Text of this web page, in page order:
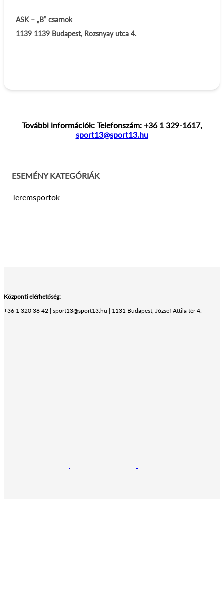
ASK – „B” csarnok
1139 1139 Budapest, Rozsnyay utca 4.
További információk: Telefonszám: +36 1 329-1617,
sport13@sport13.hu
ESEMÉNY KATEGÓRIÁK
Teremsportok
Központi elérhetőség:
+36 1 320 38 42 | sport13@sport13.hu | 1131 Budapest, József Attila tér 4.